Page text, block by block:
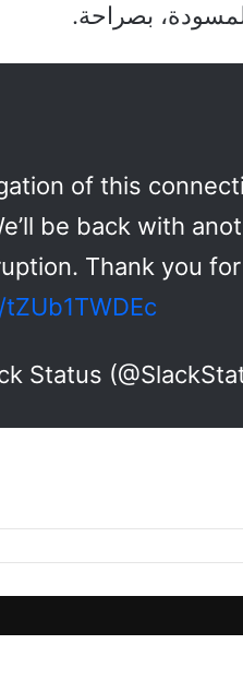
بصراحة.
of this
be back with
Thank you